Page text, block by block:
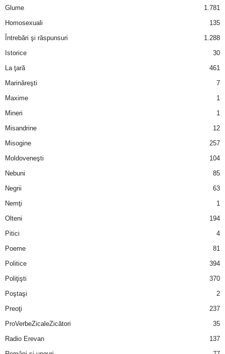
Glume
1.781
Homosexuali
135
Întrebări şi răspunsuri
1.288
Istorice
30
La ţară
461
Marinăreşti
7
Maxime
1
Mineri
1
Misandrine
12
Misogine
257
Moldoveneşti
104
Nebuni
85
Negrii
63
Nemţi
1
Olteni
194
Pitici
4
Poeme
81
Politice
394
Poliţişti
370
Poştaşi
2
Preoţi
237
ProVerbeZicaleZicători
35
Radio Erevan
137